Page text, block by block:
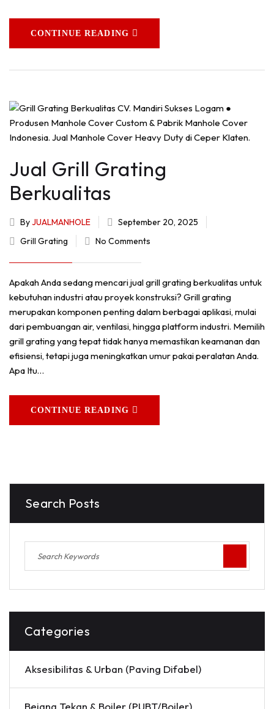
CONTINUE READING
Jual Grill Grating
Berkualitas
ByJUALMANHOLE
September 20, 2025
Grill Grating
No Comments
Apakah Anda sedang mencari jual grill grating berkualitas untuk
kebutuhan industri atau proyek konstruksi? Grill grating
merupakan komponen penting dalam berbagai aplikasi, mulai
dari pembuangan air, ventilasi, hingga platform industri. Memilih
grill grating yang tepat tidak hanya memastikan keamanan dan
efisiensi, tetapi juga meningkatkan umur pakai peralatan Anda.
Apa Itu…
CONTINUE READING
Search Posts
Categories
Aksesibilitas & Urban (Paving Difabel)
Bejana Tekan & Boiler (PUBT/Boiler)